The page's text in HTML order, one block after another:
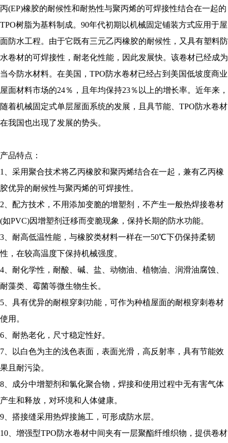
丙(EP)橡胶的耐候性和耐热性与聚丙烯的可焊接性结合在一起的
TPO树脂为基料制成。90年代初期以机械固定铺装方式应用于屋
面防水工程。由于它既有三元乙丙橡胶的耐候性，又具有塑料防
水卷材的可焊接性，耐老化性能，因此发展快。该卷材已经成为
当今防水材料。在美国，TPO防水卷材已经占到美国低坡度商业
屋面材料市场的24％，且年均保持23％以上的增长率。近年来，
随着机械固定式单层屋面系统的发展，且具节能、TPO防水卷材
在我国也出现了发展的势头。
产品特点：
1、采用聚合技术将乙丙橡胶和聚丙烯结合在一起，兼有乙丙橡
胶优异的耐候性与聚丙烯的可焊接性。
2、配方技术，不用添加变脆的增塑剂，不产生一般热焊接卷材
(如PVC)因增塑剂迁移而变脆现象，保持长期的防水功能。
3、耐高低温性能，与橡胶类材料一样在一50℃下仍保持柔韧
性，在较高温度下保持机械强度。
4、耐化学性，耐酸、碱、盐、动物油、植物油、润滑油腐蚀、
耐藻类、霉菌等微生物生长。
5、具有优异的耐根穿刺功能，可作为种植屋面的耐根穿刺卷材
使用。
6、耐热老化，尺寸稳定性好。
7、以白色为主的浅色表面，表面光滑，高反射率，具有节能效
果且耐污染。
8、成分中增塑剂和氯化聚合物，焊接和使用过程中无有害气体
产生和释放，对环境和人体健康。
9、搭接缝采用热焊接施工，可形成防水层。
10、增强型TPO防水卷材中间夹有一层聚酯纤维织物，提供卷材